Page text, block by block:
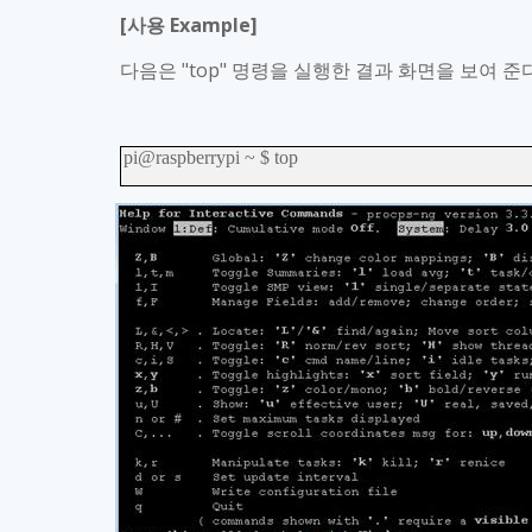
[사용 Example]
다음은 "top" 명령을 실행한 결과 화면을 보여 준
pi@raspberrypi ~ $ top